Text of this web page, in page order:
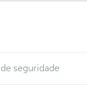
seguridade